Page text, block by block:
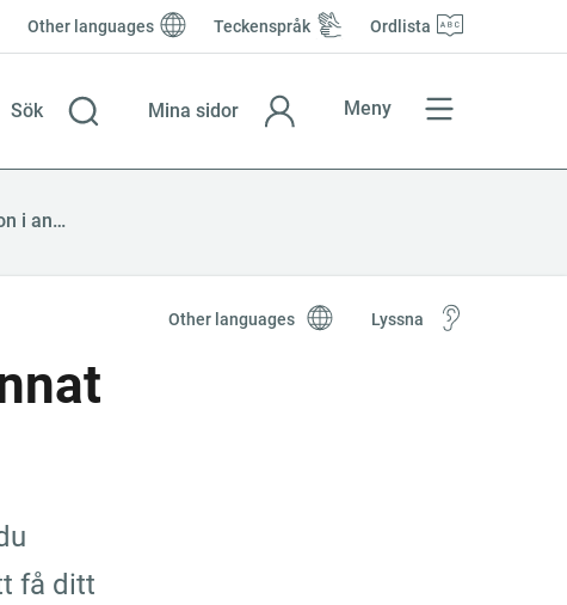
Other languages Teckenspråk Ordlista
Sök Mina sidor Meny
Du vill få betalt från någon i annat EU-land
Other languages Lyssna
få ditt